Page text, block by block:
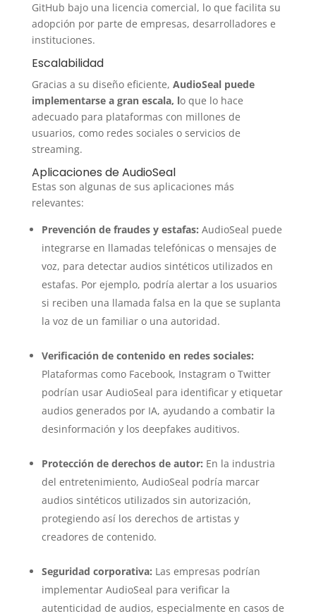
GitHub bajo una licencia comercial, lo que facilita su
adopción por parte de empresas, desarrolladores e
instituciones.
Escalabilidad
Gracias a su diseño eficiente, AudioSeal puede
implementarse a gran escala, lo que lo hace
adecuado para plataformas con millones de
usuarios, como redes sociales o servicios de
streaming.
Aplicaciones de AudioSeal
Estas son algunas de sus aplicaciones más
relevantes:
Prevención de fraudes y estafas: AudioSeal puede
integrarse en llamadas telefónicas o mensajes de
voz, para detectar audios sintéticos utilizados en
estafas. Por ejemplo, podría alertar a los usuarios
si reciben una llamada falsa en la que se suplanta
la voz de un familiar o una autoridad.
Verificación de contenido en redes sociales:
Plataformas como Facebook, Instagram o Twitter
podrían usar AudioSeal para identificar y etiquetar
audios generados por IA, ayudando a combatir la
desinformación y los deepfakes auditivos.
Protección de derechos de autor: En la industria
del entretenimiento, AudioSeal podría marcar
audios sintéticos utilizados sin autorización,
protegiendo así los derechos de artistas y
creadores de contenido.
Seguridad corporativa: Las empresas podrían
implementar AudioSeal para verificar la
autenticidad de audios, especialmente en casos de